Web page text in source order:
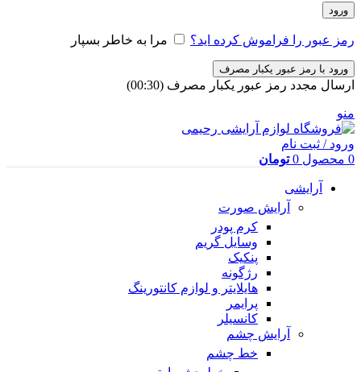
ورود
رمز عبور را فراموش کرده اید؟ مرا به خاطر بسپار
ورود با رمز عبور یکبار مصرف
ارسال مجدد رمز عبور یکبار مصرف (00:
30
)
منو
ورود / ثبت نام
0 محصول 0 تومان
آرایشی
آرایش صورت
کرم پودر
وسایل گریم
پنکیک
رژگونه
هایلایتر و لوازم کانتورینگ
پرایمر
کانسیلر
آرایش چشم
خط چشم